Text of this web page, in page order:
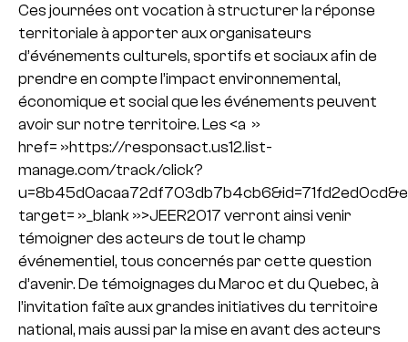
Ces journées ont vocation à structurer la réponse
territoriale à apporter aux organisateurs
d’événements culturels, sportifs et sociaux afin de
prendre en compte l’impact environnemental,
économique et social que les événements peuvent
avoir sur notre territoire. Les <a »
href= »https://responsact.us12.list-
manage.com/track/click?
target= »_blank »>JEER2017 verront ainsi venir
témoigner des acteurs de tout le champ
événementiel, tous concernés par cette question
d’avenir. De témoignages du Maroc et du Quebec, à
l’invitation faîte aux grandes initiatives du territoire
national, mais aussi par la mise en avant des acteurs